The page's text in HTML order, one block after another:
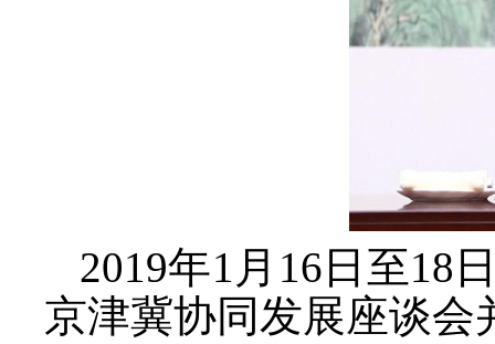
2019年1月16日至18
京津冀协同发展座谈会